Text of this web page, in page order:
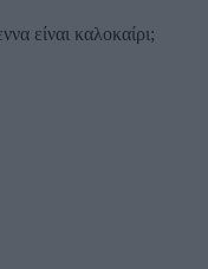
είναι καλοκαίρι;